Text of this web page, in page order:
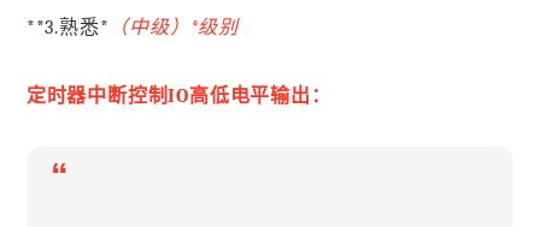
**3.熟悉* （中级）*级别
定时器中断控制IO高低电平输出：
“